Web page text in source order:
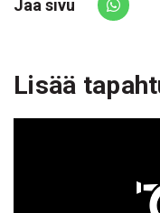
Jaa sivu
Share
Lisää